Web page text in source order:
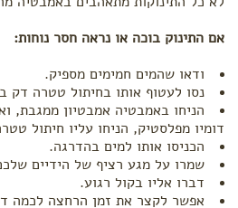
אם התינוק בוכה או נראה חסר נוחות:
ודאו שהמים חמימים מספיק.
נסו לעטוף אותו בחיתול טטרה דק
הניחו באמבטיה אמבטיון ממגבת,
דומיו מפלסטיק, הניחו עליו חיתול
הכניסו אותו למים בהדרגה.
שמרו על מגע רציף של הידיים
דברו אליו בקול רגוע.
אפשר לקצר את זמן הרחצה לכמה